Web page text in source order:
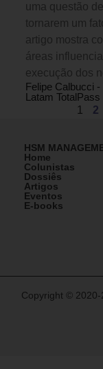
uma questão
tornarem um
artigo mostra
áreas
execução dos
Felipe Calbucci
Latam TotalPass
1 2
HSM
Home
Colunistas
Dossiês
Artigos
Eventos
E-books
Copyright ©